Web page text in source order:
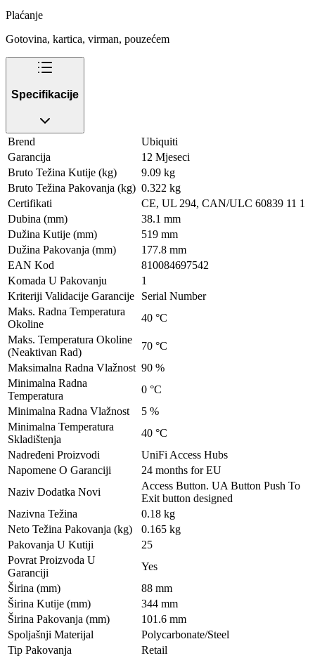
Plaćanje
Gotovina, kartica, virman, pouzećem
Specifikacije
Brend
Ubiquiti
Garancija
12 Mjeseci
Bruto Težina Kutije (kg)
9.09 kg
Bruto Težina Pakovanja (kg) 0.322 kg
Certifikati
CE, UL 294, CAN/ULC 60839 11 1
Dubina (mm)
38.1 mm
Dužina Kutije (mm)
519 mm
Dužina Pakovanja (mm)
177.8 mm
EAN Kod
810084697542
Komada U Pakovanju
1
Kriteriji Validacije Garancije
Serial Number
Maks. Radna Temperatura
Okoline
40 °C
Maks. Temperatura Okoline
(Neaktivan Rad)
70 °C
Maksimalna Radna Vlažnost 90 %
Minimalna Radna
Temperatura
0 °C
Minimalna Radna Vlažnost
5 %
Minimalna Temperatura
Skladištenja
40 °C
Nadređeni Proizvodi
UniFi Access Hubs
Napomene O Garanciji
24 months for EU
Naziv Dodatka Novi
Access Button. UA Button Push To
Exit button designed
Nazivna Težina
0.18 kg
Neto Težina Pakovanja (kg)
0.165 kg
Pakovanja U Kutiji
25
Povrat Proizvoda U
Garanciji
Yes
Širina (mm)
88 mm
Širina Kutije (mm)
344 mm
Širina Pakovanja (mm)
101.6 mm
Spoljašnji Materijal
Polycarbonate/Steel
Tip Pakovanja
Retail